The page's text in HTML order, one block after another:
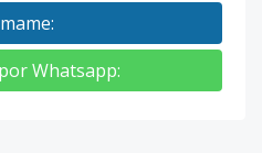
:
Whatsapp: